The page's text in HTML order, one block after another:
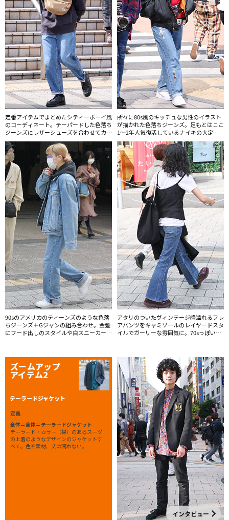
定番アイテムでまとめたシティーボーイ風
のコーディネート。テーパードした色落ち
ジーンズにレザーシューズを合わせてカジ
ュアルアップ。
所々に80s風のキッチュな男性のイラスト
が描かれた色落ちジーンズ。足もとはここ
1～2年人気復活しているナイキの大定番
スニーカー「エアフォースワン」。
90sのアメリカのティーンズのような色落
ちジーンズ＋Gジャンの組み合わせ。金髪
にフード出しのスタイルや白スニーカーな
アタリのついたヴィンテージ感溢れるフレ
アパンツをキャミソールのレイヤードスタ
イルでガーリーな雰囲気に。70sっぽいカ
ズームアップ
アイテム2
テーラードジャケット
定義
全体＝全体＝テーラードジャケット
テーラード・カラー（襟）のあるスーツ
の上着のようなデザインのジャケットす
べて。色や素材、丈は問わない。
インタビュー